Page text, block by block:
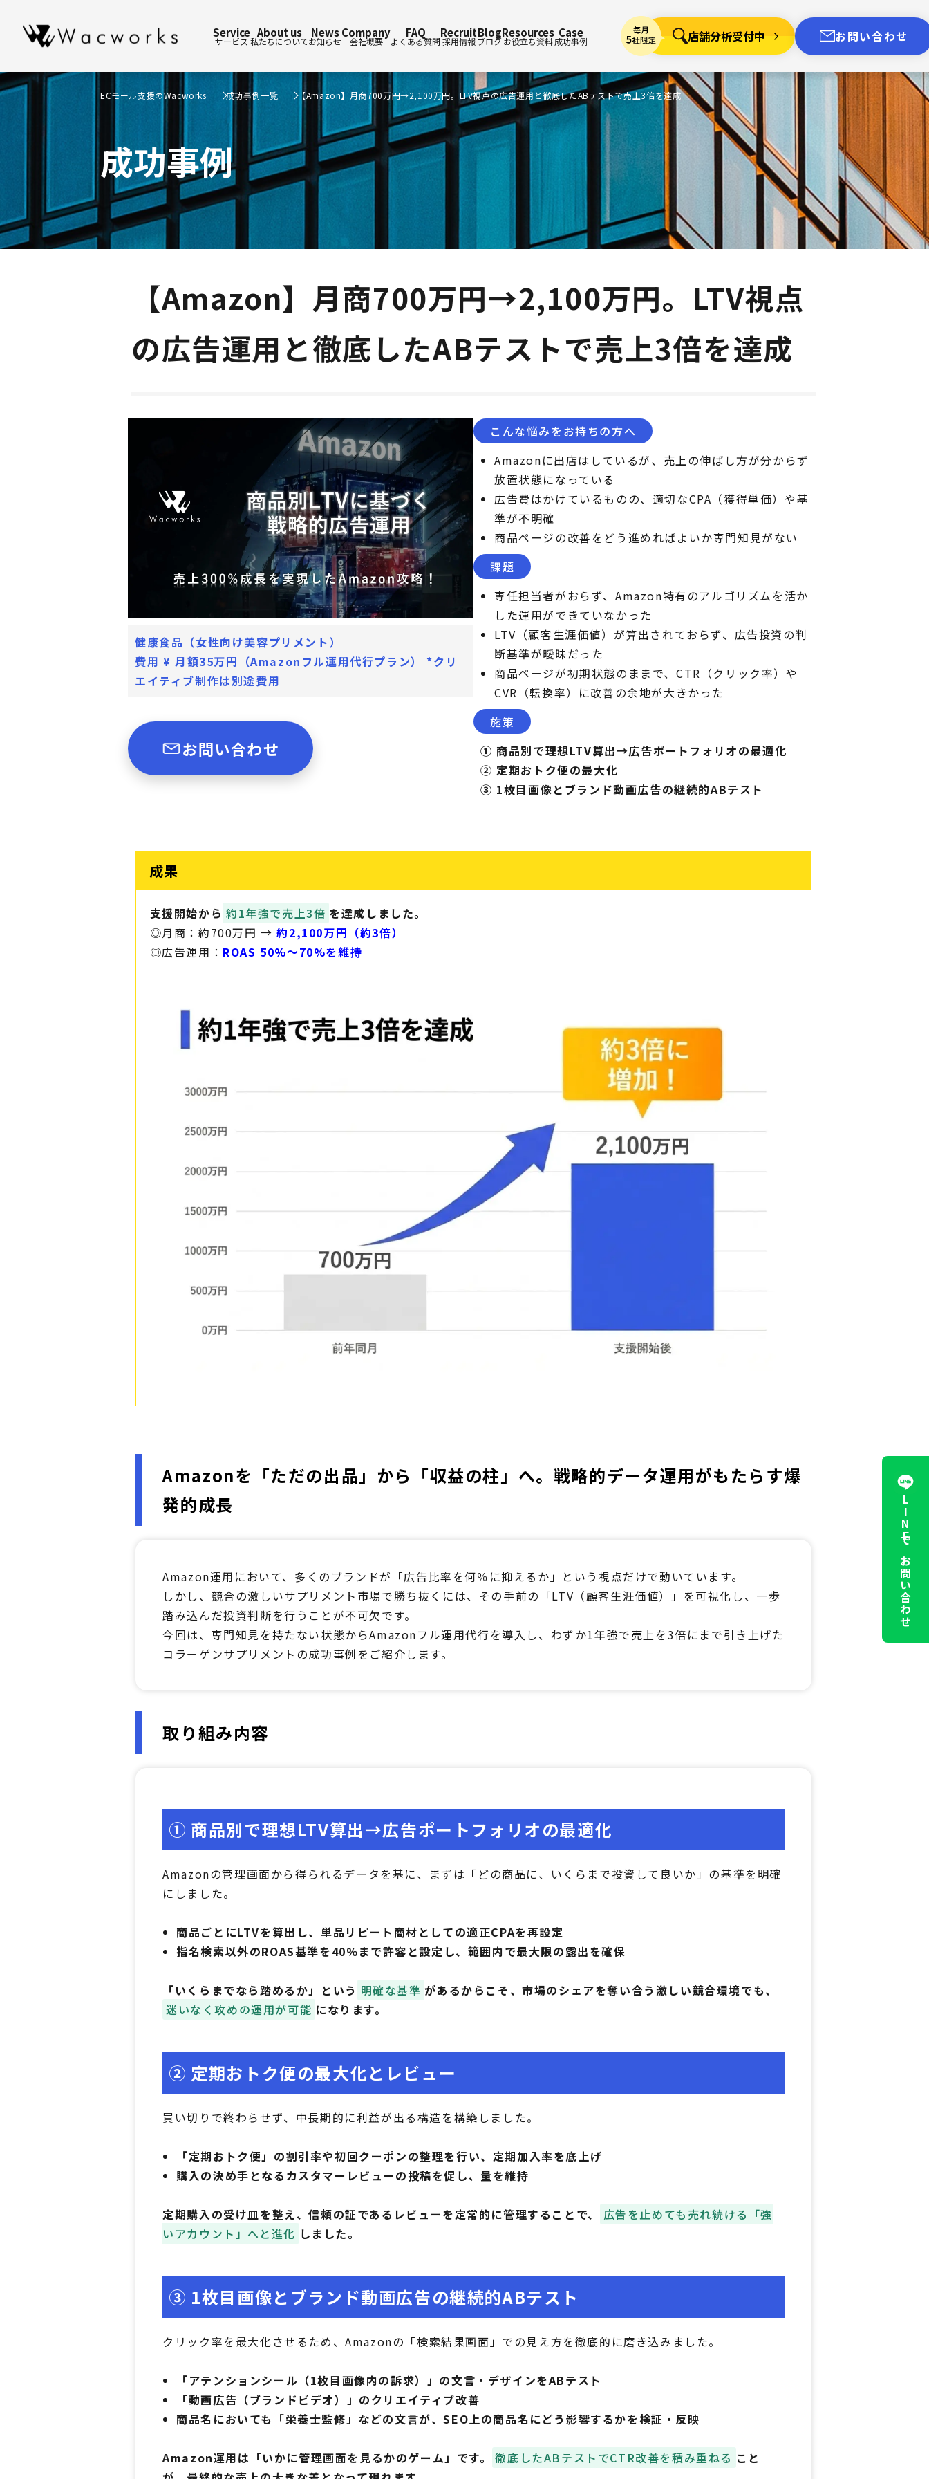
Service
サービス
About us
私たちについて
News
お知らせ
Company
会社概要
FAQ
よくある質問
Recruit
採用情報
Blog
ブログ
Resources
お役立ち資料
Case
成功事例 店舗分析受付中 お問い合わせ
LINEでお問い合わせ
成功事例
ECモール支援のWacworks 成功事例一覧 【Amazon】月商700万円→2,100万円。LTV視点の広告運用と徹底したABテストで売上3倍を達成
【Amazon】月商700万円→2,100万円。LTV視点
の広告運用と徹底したABテストで売上3倍を達成
健康食品（女性向け美容プリメント）
費用 ¥ 月額35万円（Amazonフル運用代行プラン） *クリ
エイティブ制作は別途費用
お問い合わせ
こんな悩みをお持ちの方へ
Amazonに出店はしているが、売上の伸ばし方が分からず
放置状態になっている
広告費はかけているものの、適切なCPA（獲得単価）や基
準が不明確
商品ページの改善をどう進めればよいか専門知見がない
課題
専任担当者がおらず、Amazon特有のアルゴリズムを活か
した運用ができていなかった
LTV（顧客生涯価値）が算出されておらず、広告投資の判
断基準が曖昧だった
商品ページが初期状態のままで、CTR（クリック率）や
CVR（転換率）に改善の余地が大きかった
施策
① 商品別で理想LTV算出→広告ポートフォリオの最適化
② 定期おトク便の最大化
③ 1枚目画像とブランド動画広告の継続的ABテスト
成果
支援開始から 約1年強で売上3倍 を達成しました。
◎月商：約700万円 →約2,100万円（約3倍）
◎広告運用： ROAS 50%〜70%を維持
Amazonを「ただの出品」から「収益の柱」へ。戦略的データ運用がもたらす爆
発的成長
Amazon運用において、多くのブランドが「広告比率を何％に抑えるか」という視点だけで動いています。
しかし、競合の激しいサプリメント市場で勝ち抜くには、その手前の「LTV（顧客生涯価値）」を可視化し、一歩
踏み込んだ投資判断を行うことが不可欠です。
今回は、専門知見を持たない状態からAmazonフル運用代行を導入し、わずか1年強で売上を3倍にまで引き上げた
コラーゲンサプリメントの成功事例をご紹介します。
取り組み内容
① 商品別で理想LTV算出→広告ポートフォリオの最適化
Amazonの管理画面から得られるデータを基に、まずは「どの商品に、いくらまで投資して良いか」の基準を明確
にしました。
商品ごとにLTVを算出し、単品リピート商材としての適正CPAを再設定
指名検索以外のROAS基準を40%まで許容と設定し、範囲内で最大限の露出を確保
「いくらまでなら踏めるか」という 明確な基準 があるからこそ、市場のシェアを奪い合う激しい競合環境でも、
迷いなく攻めの運用が可能 になります。
② 定期おトク便の最大化とレビュー
買い切りで終わらせず、中長期的に利益が出る構造を構築しました。
「定期おトク便」の割引率や初回クーポンの整理を行い、定期加入率を底上げ
購入の決め手となるカスタマーレビューの投稿を促し、量を維持
定期購入の受け皿を整え、信頼の証であるレビューを定常的に管理することで、
広告を止めても売れ続ける「強
いアカウント」へと進化 しました。
③ 1枚目画像とブランド動画広告の継続的ABテスト
クリック率を最大化させるため、Amazonの「検索結果画面」での見え方を徹底的に磨き込みました。
「アテンションシール（1枚目画像内の訴求）」の文言・デザインをABテスト
「動画広告（ブランドビデオ）」のクリエイティブ改善
商品名においても「栄養士監修」などの文言が、SEO上の商品名にどう影響するかを検証・反映
Amazon運用は「いかに管理画面を見るかのゲーム」です。 徹底したABテストでCTR改善を積み重ねる こと